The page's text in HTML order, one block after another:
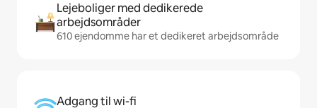
Lejeboliger med dedikerede
arbejdsområder
610 ejendomme har et dedikeret arbejdsområde
Adgang til wi-fi